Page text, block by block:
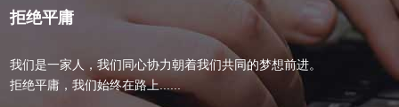
拒绝平庸
我们是一家人，我们同心协力朝着我们共同的梦想前进。
拒绝平庸，我们始终在路上......